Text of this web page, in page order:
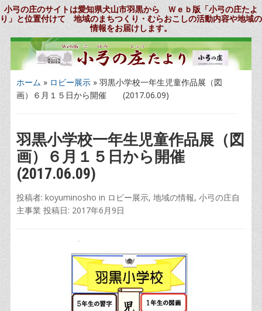
小弓の庄のサイトは愛知県犬山市羽黒から Ｗｅｂ版「小弓の庄たよ
り」と位置付けて 地域のまちつくり・むらおこしの活動内容や地域の
情報をお届けします。
ホーム » ロビー展示» 羽黒小学校一年生児童作品展（図
画）６月１５日から開催 (2017.06.09)
羽黒小学校一年生児童作品展（図
画）６月１５日から開催
(2017.06.09)
投稿者: koyuminosho in ロビー展示, 地域の情報, 小弓の庄自
主事業 投稿日: 2017年6月9日